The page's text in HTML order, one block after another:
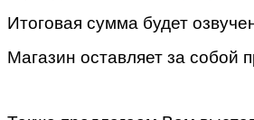
Итоговая сумма будет
Магазин оставляет за собой